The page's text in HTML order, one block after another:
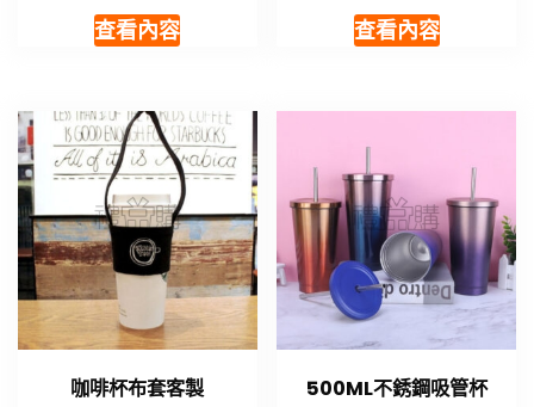
查看內容 查看內容
咖啡杯布套客製 500ML不銹鋼吸管杯